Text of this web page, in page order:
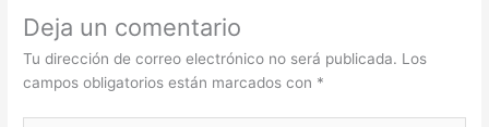
Deja un comentario
Tu dirección de correo electrónico no será publicada. Los
campos obligatorios están marcados con *